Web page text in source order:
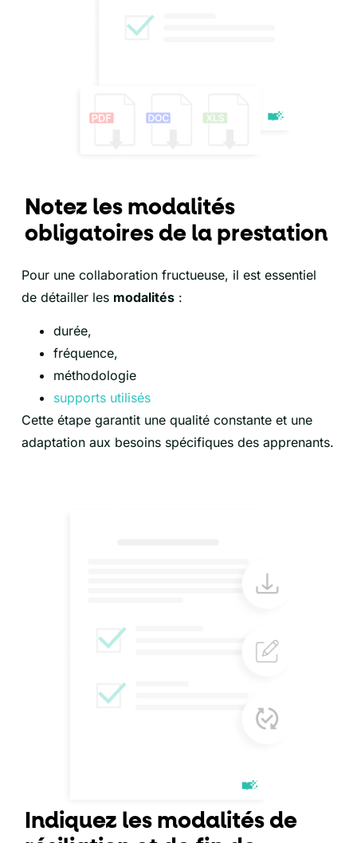
Notez les modalités
obligatoires de la prestation
Pour une collaboration fructueuse, il est essentiel
de détailler les modalités :
durée,
fréquence,
méthodologie
supports utilisés
Cette étape garantit une qualité constante et une
adaptation aux besoins spécifiques des apprenants.
Indiquez les modalités de